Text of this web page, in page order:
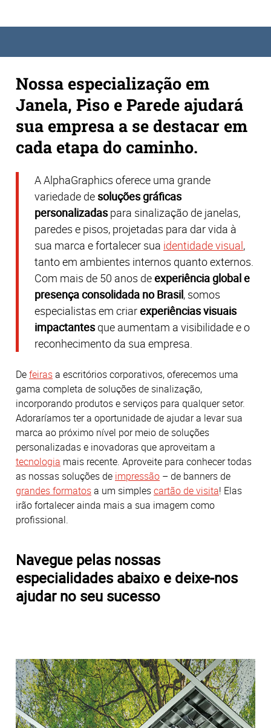
Nossa especialização em
Janela, Piso e Parede ajudará
sua empresa a se destacar em
cada etapa do caminho.
A AlphaGraphics oferece uma grande
variedade desoluções gráficas
personalizadas para sinalização de janelas,
paredes e pisos, projetadas para dar vida à
sua marca e fortalecer sua identidade visual,
tanto em ambientes internos quanto externos.
Com mais de 50 anos deexperiência global e
presença consolidada no Brasil, somos
especialistas em criarexperiências visuais
impactantes que aumentam a visibilidade e o
reconhecimento da sua empresa.
Defeirasa escritórios corporativos, oferecemos uma
gama completa de soluções de sinalização,
incorporando produtos e serviços para qualquer setor.
Adoraríamos ter a oportunidade de ajudar a levar sua
marca ao próximo nível por meio de soluções
personalizadas e inovadoras que aproveitam a
tecnologia mais recente. Aproveite para conhecer todas
as nossas soluções de impressão – de banners de
grandes formatosa um simplescartão de visita! Elas
irão fortalecer ainda mais a sua imagem como
profissional.
Navegue pelas nossas
especialidades abaixo e deixe-nos
ajudar no seu sucesso